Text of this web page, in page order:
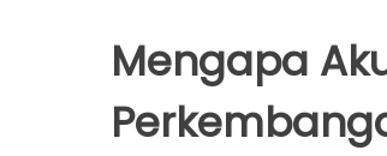
Mengapa